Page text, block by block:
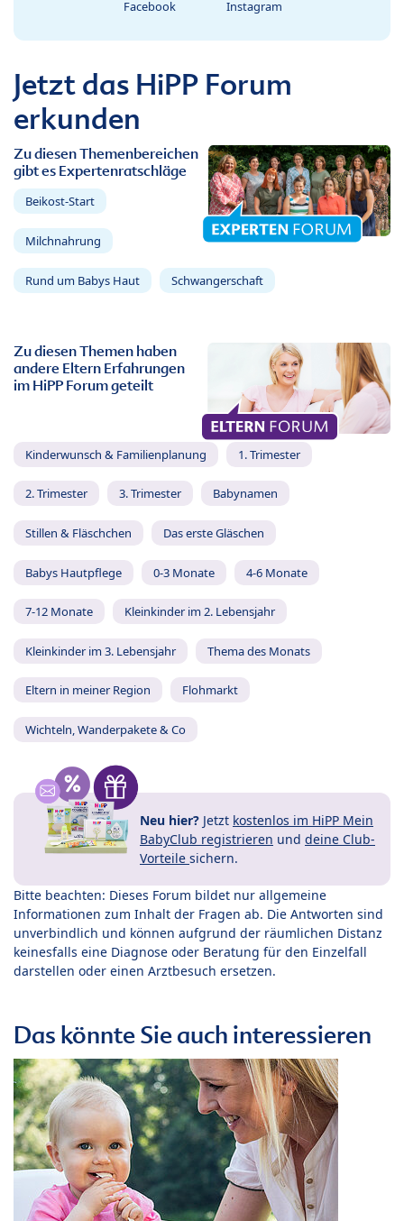
Facebook Instagram
Jetzt das HiPP Forum
erkunden
Zu diesen Themenbereichen
gibt es Expertenratschläge
Beikost-Start
Milchnahrung
Rund um Babys Haut Schwangerschaft
Zu diesen Themen haben
andere Eltern Erfahrungen
im HiPP Forum geteilt
Kinderwunsch & Familienplanung 1. Trimester
2. Trimester 3. Trimester Babynamen
Stillen & Fläschchen Das erste Gläschen
Babys Hautpflege 0-3 Monate 4-6 Monate
7-12 Monate Kleinkinder im 2. Lebensjahr
Kleinkinder im 3. Lebensjahr Thema des Monats
Eltern in meiner Region Flohmarkt
Wichteln, Wanderpakete & Co
Neu hier? Jetzt kostenlos im HiPP Mein
BabyClub registrieren und deine Club-
Vorteile sichern.
Bitte beachten: Dieses Forum bildet nur allgemeine
Informationen zum Inhalt der Fragen ab. Die Antworten sind
unverbindlich und können aufgrund der räumlichen Distanz
keinesfalls eine Diagnose oder Beratung für den Einzelfall
darstellen oder einen Arztbesuch ersetzen.
Das könnte Sie auch interessieren